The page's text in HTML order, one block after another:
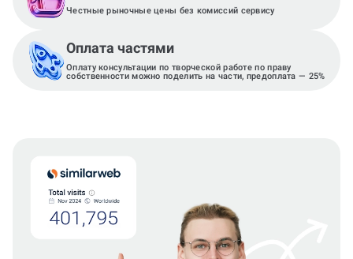
Честные рыночные цены без комиссий сервису
Оплата частями
Оплату консультации по творческой работе по праву
собственности можно поделить на части, предоплата — 25%